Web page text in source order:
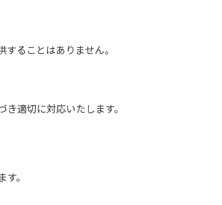
ることはありません。
適切に対応いたします。
。